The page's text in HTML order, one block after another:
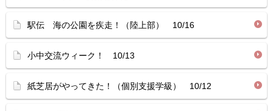
駅伝 海の公園を疾走！（陸上部） 10/16
小中交流ウィーク！ 10/13
紙芝居がやってきた！（個別支援学級） 10/12